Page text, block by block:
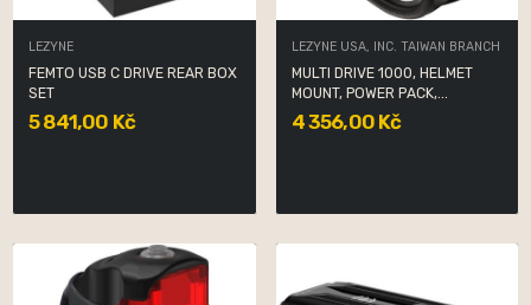
LEZYNE
FEMTO USB C DRIVE REAR BOX
SET
5 841,00 Kč
LEZYNE USA, INC. TAIWAN BRANCH
MULTI DRIVE 1000, HELMET
MOUNT, POWER PACK,...
4 356,00 Kč